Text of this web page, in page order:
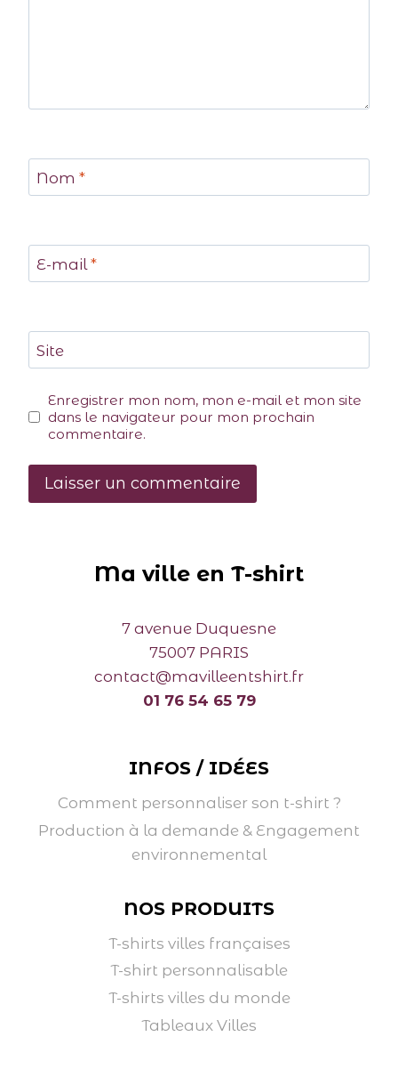
Nom *
E-mail *
Site
Enregistrer mon nom, mon e-mail et mon site
dans le navigateur pour mon prochain
commentaire.
Ma ville en T-shirt
7 avenue Duquesne
75007 PARIS
contact@mavilleentshirt.fr
01 76 54 65 79
INFOS / IDÉES
Comment personnaliser son t-shirt ?
Production à la demande & Engagement
environnemental
NOS PRODUITS
T-shirts villes françaises
T-shirt personnalisable
T-shirts villes du monde
Tableaux Villes